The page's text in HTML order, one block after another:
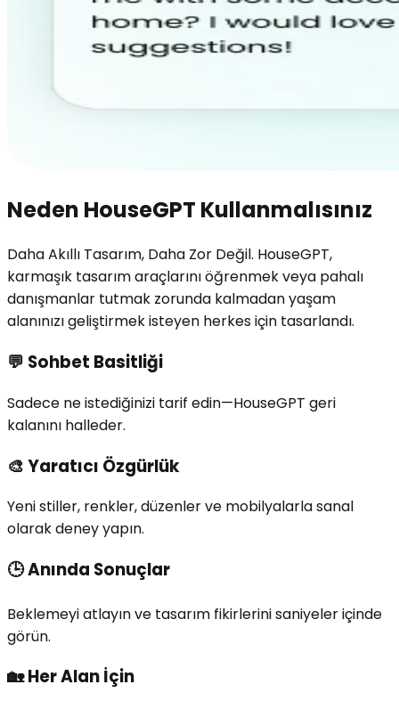
Neden HouseGPT Kullanmalısınız
Daha Akıllı Tasarım, Daha Zor Değil. HouseGPT,
karmaşık tasarım araçlarını öğrenmek veya pahalı
danışmanlar tutmak zorunda kalmadan yaşam
alanınızı geliştirmek isteyen herkes için tasarlandı.
💬 Sohbet Basitliği
Sadece ne istediğinizi tarif edin—HouseGPT geri
kalanını halleder.
🎨Yaratıcı Özgürlük
Yeni stiller, renkler, düzenler ve mobilyalarla sanal
olarak deney yapın.
🕒Anında Sonuçlar
Beklemeyi atlayın ve tasarım fikirlerini saniyeler içinde
görün.
🏡Her Alan İçin